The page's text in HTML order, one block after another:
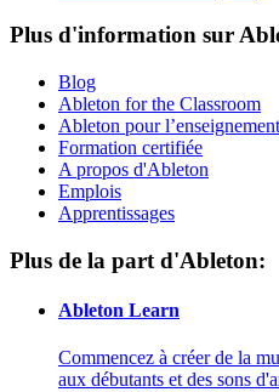
Plus d'information sur
Blog
Ableton for the Classroom
Ableton pour
Formation certifiée
A propos d'Ableton
Emplois
Apprentissages
Plus de la part d'Ableton:
Ableton Learn
Commencez à créer de la
aux débutants et des sons